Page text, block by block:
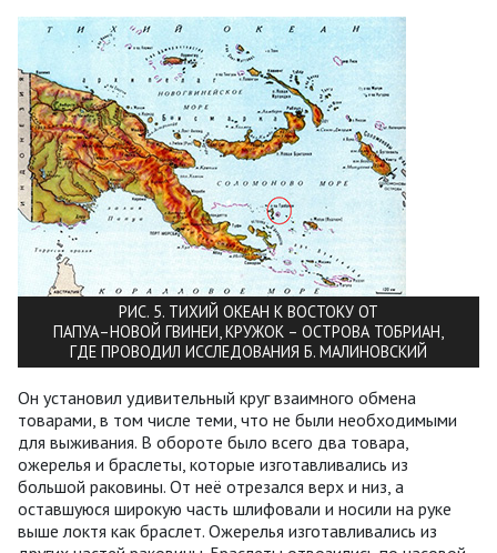
РИС. 5. ТИХИЙ ОКЕАН К ВОСТОКУ ОТ
ПАПУА–НОВОЙ ГВИНЕИ, КРУЖОК – ОСТРОВА ТОБРИАН,
ГДЕ ПРОВОДИЛ ИССЛЕДОВАНИЯ Б. МАЛИНОВСКИЙ
Он установил удивительный круг взаимного обмена
товарами, в том числе теми, что не были необходимыми
для выживания. В обороте было всего два товара,
ожерелья и браслеты, которые изготавливались из
большой раковины. От неё отрезался верх и низ, а
оставшуюся широкую часть шлифовали и носили на руке
выше локтя как браслет. Ожерелья изготавливались из